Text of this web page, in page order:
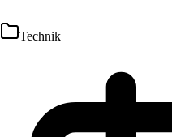
Technik